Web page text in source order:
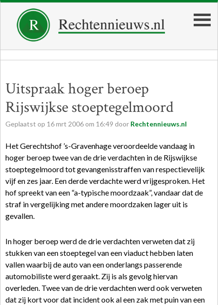
Uitspraak hoger beroep
Rijswijkse stoeptegelmoord
Geplaatst op 16mrt 2006 om 16:49 door Rechtennieuws.nl
Het Gerechtshof ’s-Gravenhage veroordeelde vandaag in
hoger beroep twee van de drie verdachten in de Rijswijkse
stoeptegelmoord tot gevangenisstraffen van respectievelijk
vijf en zes jaar. Een derde verdachte werd vrijgesproken. Het
hof spreekt van een “a-typische moordzaak”, vandaar dat de
straf in vergelijking met andere moordzaken lager uit is
gevallen.
In hoger beroep werd de drie verdachten verweten dat zij
stukken van een stoeptegel van een viaduct hebben laten
vallen waarbij de auto van een onderlangs passerende
automobiliste werd geraakt. Zij is als gevolg hiervan
overleden. Twee van de drie verdachten werd ook verweten
dat zij kort voor dat incident ook al een zak met puin van een